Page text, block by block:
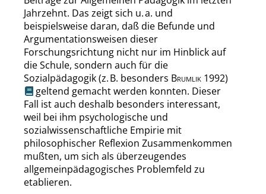
Jahrzehnt. Das zeigt sich u. a. und
beispielsweise daran, daß die Befunde und
Argumentationsweisen dieser
Forschungsrichtung nicht nur im Hinblick auf
die Schule, sondern auch für die
Sozialpädagogik(z. B. besonders Brumlik 1992)
geltend gemacht werden konnten. Dieser
Fall ist auch deshalb besonders interessant,
weil bei ihm psychologische und
sozialwissenschaftliche Empirie mit
philosophischer Reflexion Zusammenkommen
mußten, um sich als überzeugendes
allgemeinpädagogisches Problemfeld zu
etablieren.